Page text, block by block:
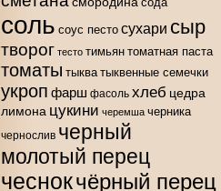
соль соус песто сухари сыр
творог тесто тимьян томатная паста
томаты тыква тыквенные семечки
укроп фарш фасоль хлеб цедра
лимона цукини черемша черника
чернослив черный
молотый перец
чеснокчёрный перец